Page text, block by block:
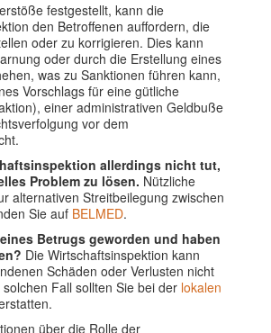
festgestellt, kann die
den Betroffenen auffordern, die
oder zu korrigieren. Dies kann
oder durch die Erstellung eines
was zu Sanktionen führen kann,
Vorschlags für eine gütliche
einer administrativen Geldbuße
vor dem
allerdings nicht tut,
Problem zu lösen. Nützliche
alternativen Streitbeilegung zwischen
Sie auf BELMED.
Betrugs geworden und haben
Die Wirtschaftsinspektion kann
Schäden oder Verlusten nicht
Fall sollten Sie bei der lokalen
über die Rolle der